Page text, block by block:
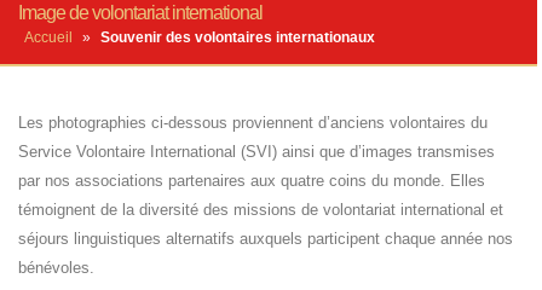
Image de volontariat international
Accueil » Souvenir des volontaires internationaux
Les photographies ci-dessous proviennent d’anciens volontaires du
Service Volontaire International (SVI) ainsi que d’images transmises
par nos associations partenaires aux quatre coins du monde. Elles
témoignent de la diversité des missions de volontariat international et
séjours linguistiques alternatifs auxquels participent chaque année nos
bénévoles.